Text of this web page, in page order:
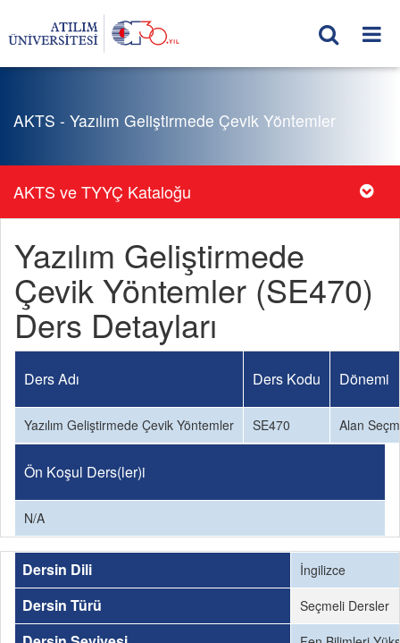
AKTS - Yazılım Geliştirmede Çevik Yöntemler
AKTS ve TYYÇ Kataloğu
Yazılım Geliştirmede
Çevik Yöntemler (SE470)
Ders Detayları
Ders Adı Ders Kodu Dönemi
Yazılım Geliştirmede Çevik Yöntemler SE470 Alan
Ön Koşul Ders(ler)i
N/A
Dersin Dili İngilizce
Dersin Türü Seçmeli Dersler